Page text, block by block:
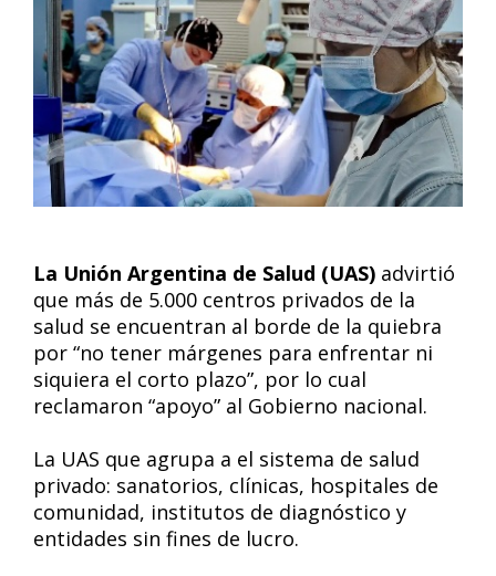
La Unión Argentina de Salud (UAS) advirtió
que más de 5.000 centros privados de la
salud se encuentran al borde de la quiebra
por “no tener márgenes para enfrentar ni
siquiera el corto plazo”, por lo cual
reclamaron “apoyo” al Gobierno nacional.
La UAS que agrupa a el sistema de salud
privado: sanatorios, clínicas, hospitales de
comunidad, institutos de diagnóstico y
entidades sin fines de lucro.